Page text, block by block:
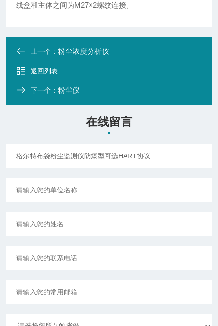
线盒和主体之间为M27×2螺纹连接。
上一个：粉尘浓度分析仪
返回列表
下一个：粉尘仪
在线留言